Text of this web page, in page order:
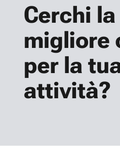
Cerchi la
migliore
per la
attività?